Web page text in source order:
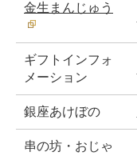
金生まんじゅう
ギフトインフォ
メーション
銀座あけぼの
串の坊・おじゃ